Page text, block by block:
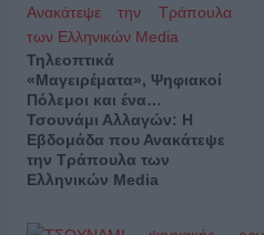
Τηλεοπτικά
«Μαγειρέματα», Ψηφιακοί
Πόλεμοι και ένα…
Τσουνάμι Αλλαγών: Η
Εβδομάδα που Ανακάτεψε
την Τράπουλα των
Ελληνικών Media